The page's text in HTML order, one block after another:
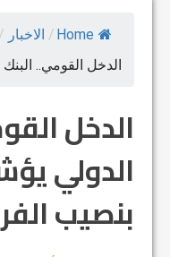
Home
/ الاخبار /
الدخل القومي.. البنك
الدخل
الدولي
بنصيب